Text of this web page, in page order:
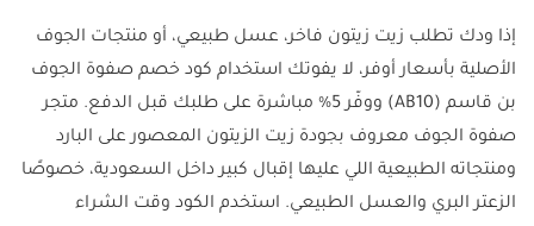
إذا ودك تطلب زيت زيتون فاخر، عسل طبيعي، أو منتجات الجوف
الأصلية بأسعار أوفر، لا يفوتك استخدام كود خصم صفوة الجوف
بن قاسم (AB10) ووفّر 5% مباشرة على طلبك قبل الدفع. متجر
صفوة الجوف معروف بجودة زيت الزيتون المعصور على البارد
ومنتجاته الطبيعية اللي عليها إقبال كبير داخل السعودية، خصوصًا
الزعتر البري والعسل الطبيعي. استخدم الكود وقت الشراء